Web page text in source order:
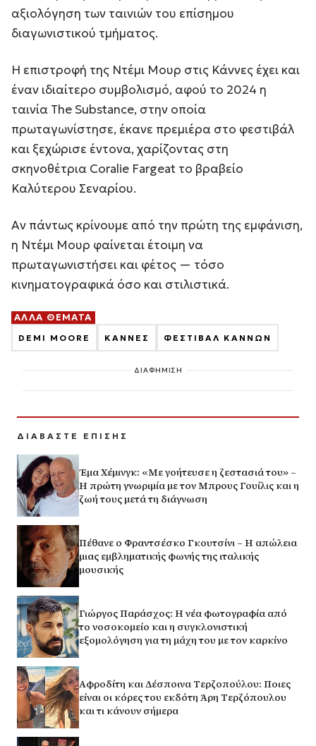
αξιολόγηση των ταινιών του επίσημου
διαγωνιστικού τμήματος.
Η επιστροφή της Ντέμι Μουρ στις Κάννες έχει και
έναν ιδιαίτερο συμβολισμό, αφού το 2024 η
ταινία The Substance, στην οποία
πρωταγωνίστησε, έκανε πρεμιέρα στο φεστιβάλ
και ξεχώρισε έντονα, χαρίζοντας στη
σκηνοθέτρια Coralie Fargeat το βραβείο
Καλύτερου Σεναρίου.
Αν πάντως κρίνουμε από την πρώτη της εμφάνιση,
η Ντέμι Μουρ φαίνεται έτοιμη να
πρωταγωνιστήσει και φέτος — τόσο
κινηματογραφικά όσο και στιλιστικά.
ΑΛΛΑ ΘΕΜΑΤΑ
DEMI MOORE ΚΑΝΝΕΣ ΦΕΣΤΙΒΑΛ ΚΑΝΝΩΝ
ΔΙΑΦΗΜΙΣΗ
ΔΙΑΒΑΣΤΕ ΕΠΙΣΗΣ
Έμα Χέμινγκ: «Με γοήτευσε η ζεστασιά του» –
Η πρώτη γνωριμία με τον Μπρους Γουίλις και η
ζωή τους μετά τη διάγνωση
Πέθανε ο Φραντσέσκο Γκουτσίνι – Η απώλεια
μιας εμβληματικής φωνής της ιταλικής
μουσικής
Γιώργος Παράσχος: Η νέα φωτογραφία από
το νοσοκομείο και η συγκλονιστική
εξομολόγηση για τη μάχη του με τον καρκίνο
Αφροδίτη και Δέσποινα Τερζοπούλου: Ποιες
είναι οι κόρες του εκδότη Άρη Τερζόπουλου
και τι κάνουν σήμερα